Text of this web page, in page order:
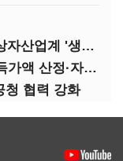
높아진 부채비율 200% 문턱…가상자산업계 '생존 시험대'
내년 코인 과세 강행…관건은 '취득가액 산정·자산 이동'
청 협력 강화